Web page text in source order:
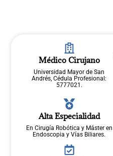
Médico Cirujano
Universidad Mayor de San
Andrés, Cédula Profesional:
5777021.
Alta Especialidad
En Cirugía Robótica y Máster en
Endoscopia y Vías Biliares.